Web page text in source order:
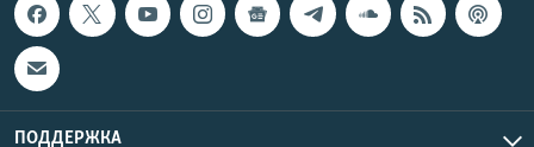
ПОДДЕРЖКА